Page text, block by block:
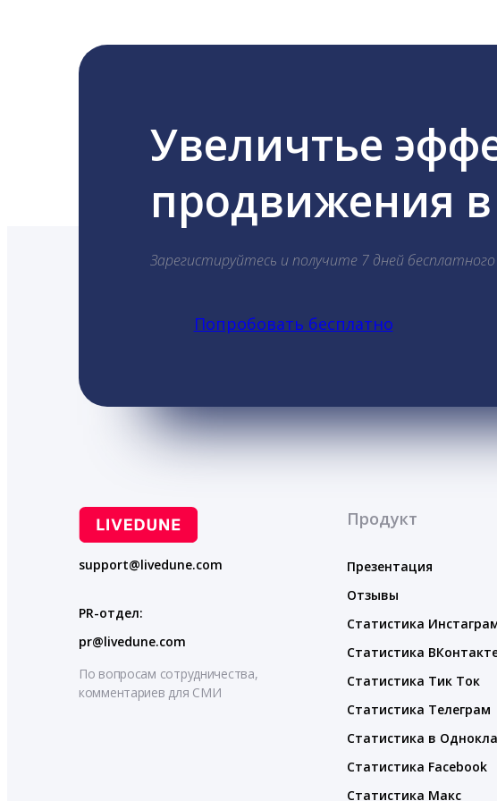
Увеличтье
продвижения в
Зарегистируйтесь и получите 7 дней
Попробовать бесплатно
support@livedune.com
PR-отдел:
pr@livedune.com
По вопросам сотрудничества,
комментариев для СМИ
Продукт
Презентация
Отзывы
Статистика
Статистика
Статистика Тик Ток
Статистика Телеграм
Статистика в
Статистика Facebook
Статистика Макс